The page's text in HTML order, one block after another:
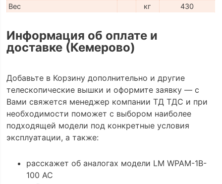
Вес
кг 430
Информация об оплате и
доставке (Кемерово)
Добавьте в Корзину дополнительно и другие
телескопические вышки и оформите заявку — с
Вами свяжется менеджер компании ТД ТДС и при
необходимости поможет с выбором наиболее
подходящей модели под конкретные условия
эксплуатации, а также:
расскажет об аналогах модели LM WPAM-1B-
100 AC